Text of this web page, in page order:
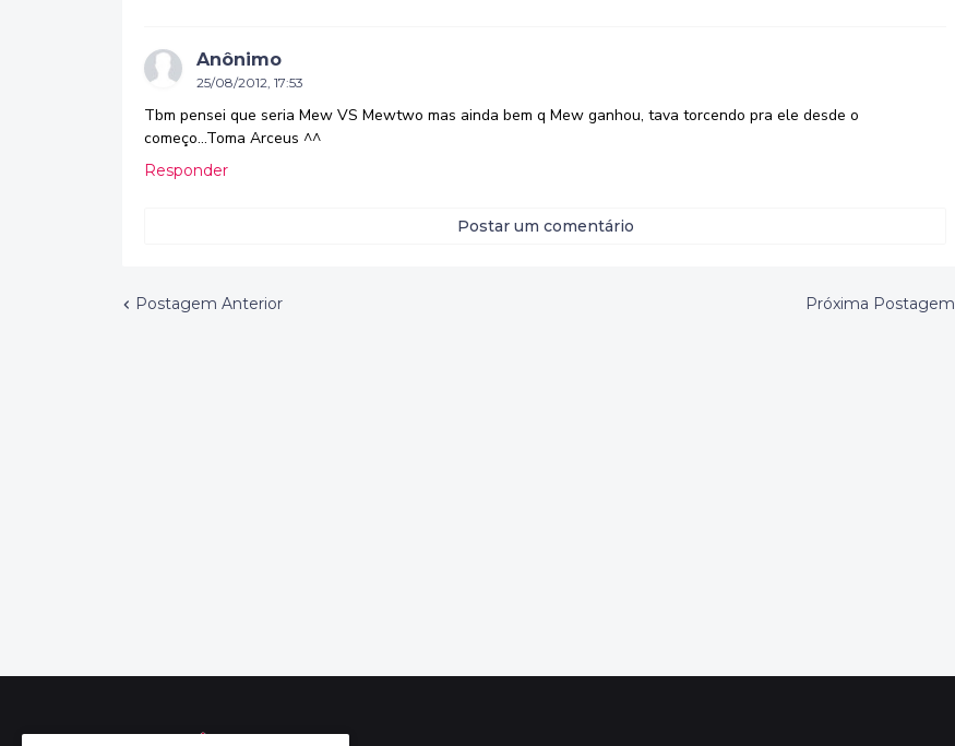
Anônimo
25/08/2012, 17:53
Tbm pensei que seria Mew VS Mewtwo mas ainda bem q Mew ganhou, tava torcendo pra ele desde o
começo...Toma Arceus ^^
Responder
Postar um comentário
Postagem Anterior Próxima Postagem